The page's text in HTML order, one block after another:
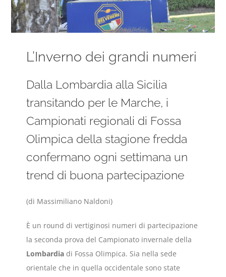
L’Inverno dei grandi numeri
Dalla Lombardia alla Sicilia
transitando per le Marche, i
Campionati regionali di Fossa
Olimpica della stagione fredda
confermano ogni settimana un
trend di buona partecipazione
(di Massimiliano Naldoni)
È un round di vertiginosi numeri di partecipazione
la seconda prova del Campionato invernale della
Lombardia di Fossa Olimpica. Sia nella sede
orientale che in quella occidentale sono state